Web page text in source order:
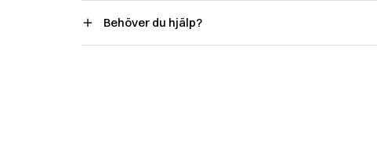
Behöver du hjälp?